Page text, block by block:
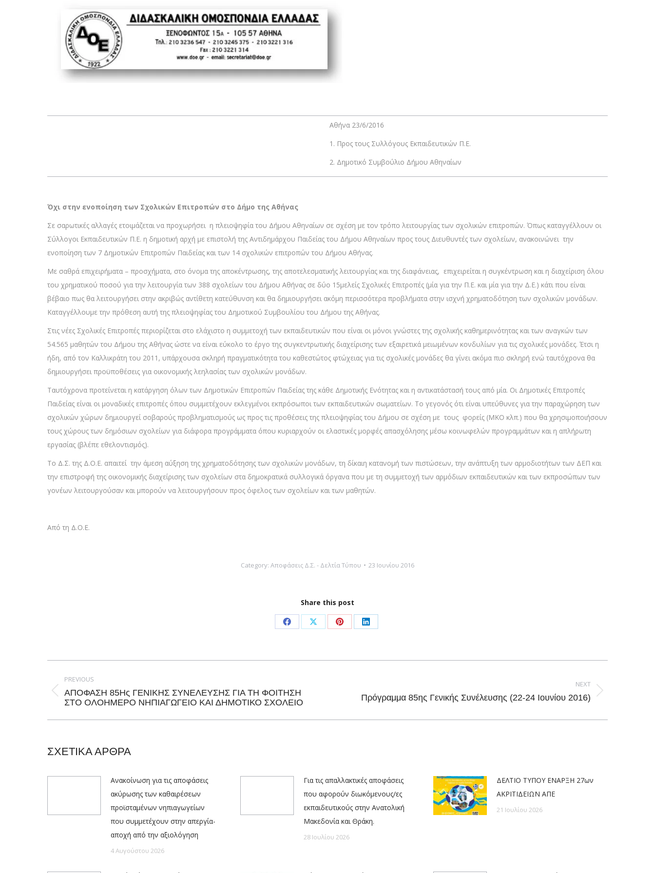
Αθήνα 23/6/2016
1. Προς τους Συλλόγους Εκπαιδευτικών Π.Ε.
2. Δημοτικό Συμβούλιο Δήμου Αθηναίων
Όχι στην ενοποίηση των Σχολικών Επιτροπών στο Δήμο της Αθήνας
Σε σαρωτικές αλλαγές ετοιμάζεται να προχωρήσει η πλειοψηφία του Δήμου Αθηναίων σε σχέση με τον τρόπο λειτουργίας των σχολικών επιτροπών. Όπως καταγγέλλουν οι
Σύλλογοι Εκπαιδευτικών Π.Ε. η δημοτική αρχή με επιστολή της Αντιδημάρχου Παιδείας του Δήμου Αθηναίων προς τους Διευθυντές των σχολείων, ανακοινώνει την
ενοποίηση των 7 Δημοτικών Επιτροπών Παιδείας και των 14 σχολικών επιτροπών του Δήμου Αθήνας.
Με σαθρά επιχειρήματα – προσχήματα, στο όνομα της αποκέντρωσης, της αποτελεσματικής λειτουργίας και της διαφάνειας, επιχειρείται η συγκέντρωση και η διαχείριση όλου
του χρηματικού ποσού για την λειτουργία των 388 σχολείων του Δήμου Αθήνας σε δύο 15μελείς Σχολικές Επιτροπές (μία για την Π.Ε. και μία για την Δ.Ε.) κάτι που είναι
βέβαιο πως θα λειτουργήσει στην ακριβώς αντίθετη κατεύθυνση και θα δημιουργήσει ακόμη περισσότερα προβλήματα στην ισχνή χρηματοδότηση των σχολικών μονάδων.
Καταγγέλλουμε την πρόθεση αυτή της πλειοψηφίας του Δημοτικού Συμβουλίου του Δήμου της Αθήνας.
Στις νέες Σχολικές Επιτροπές περιορίζεται στο ελάχιστο η συμμετοχή των εκπαιδευτικών που είναι οι μόνοι γνώστες της σχολικής καθημερινότητας και των αναγκών των
54.565 μαθητών του Δήμου της Αθήνας ώστε να είναι εύκολο το έργο της συγκεντρωτικής διαχείρισης των εξαιρετικά μειωμένων κονδυλίων για τις σχολικές μονάδες. Έτσι η
ήδη, από τον Καλλικράτη του 2011, υπάρχουσα σκληρή πραγματικότητα του καθεστώτος φτώχειας για τις σχολικές μονάδες θα γίνει ακόμα πιο σκληρή ενώ ταυτόχρονα θα
δημιουργήσει προϋποθέσεις για οικονομικής λεηλασίας των σχολικών μονάδων.
Ταυτόχρονα προτείνεται η κατάργηση όλων των Δημοτικών Επιτροπών Παιδείας της κάθε Δημοτικής Ενότητας και η αντικατάστασή τους από μία. Οι Δημοτικές Επιτροπές
Παιδείας είναι οι μοναδικές επιτροπές όπου συμμετέχουν εκλεγμένοι εκπρόσωποι των εκπαιδευτικών σωματείων. Το γεγονός ότι είναι υπεύθυνες για την παραχώρηση των
σχολικών χώρων δημιουργεί σοβαρούς προβληματισμούς ως προς τις προθέσεις της πλειοψηφίας του Δήμου σε σχέση με τους φορείς (ΜΚΟ κλπ.) που θα χρησιμοποιήσουν
τους χώρους των δημόσιων σχολείων για διάφορα προγράμματα όπου κυριαρχούν οι ελαστικές μορφές απασχόλησης μέσω κοινωφελών προγραμμάτων και η απλήρωτη
εργασίας (βλέπε εθελοντισμός).
Το Δ.Σ. της Δ.Ο.Ε. απαιτεί την άμεση αύξηση της χρηματοδότησης των σχολικών μονάδων, τη δίκαιη κατανομή των πιστώσεων, την ανάπτυξη των αρμοδιοτήτων των ΔΕΠ και
την επιστροφή της οικονομικής διαχείρισης των σχολείων στα δημοκρατικά συλλογικά όργανα που με τη συμμετοχή των αρμόδιων εκπαιδευτικών και των εκπροσώπων των
γονέων λειτουργούσαν και μπορούν να λειτουργήσουν προς όφελος των σχολείων και των μαθητών.
Από τη Δ.Ο.Ε.
Category: Αποφάσεις Δ.Σ. - Δελτία Τύπου 23 Ιουνίου 2016
Share this post
Share
Facebook
Share
X
Share
Pinterest
Share
LinkedIn
navigation
PREVIOUS
Previous
ΑΠΟΦΑΣΗ 85Ης ΓΕΝΙΚΗΣ ΣΥΝΕΛΕΥΣΗΣ ΓΙΑ ΤΗ ΦΟΙΤΗΣΗ
ΣΤΟ ΟΛΟΗΜΕΡΟ ΝΗΠΙΑΓΩΓΕΙΟ ΚΑΙ ΔΗΜΟΤΙΚΟ ΣΧΟΛΕΙΟ
NEXT
Πρόγραμμα 85ης Γενικής Συνέλευσης (22-24 Ιουνίου 2016)
ΣΧΕΤΙΚΑ ΑΡΘΡΑ
Ανακοίνωση για τις αποφάσεις
ακύρωσης των καθαιρέσεων
προϊσταμένων νηπιαγωγείων
που συμμετέχουν στην απεργία-
αποχή από την αξιολόγηση
4 Αυγούστου 2026
Για τις απαλλακτικές αποφάσεις
που αφορούν διωκόμενους/ες
εκπαιδευτικούς στην Ανατολική
Μακεδονία και Θράκη.
28 Ιουλίου 2026
ΔΕΛΤΙΟ ΤΥΠΟΥ ΕΝΑΡΞΗ 27ων
ΑΚΡΙΤΙΔΕΙΩΝ ΑΠΕ
21 Ιουλίου 2026